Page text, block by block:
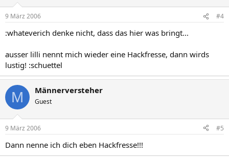
9 März 2006 #4
:whateverich denke nicht, dass das hier was bringt...
ausser lilli nennt mich wieder eine Hackfresse, dann wirds
lustig! :schuettel
M Männerversteher
Guest
9 März 2006 #5
Dann nenne ich dich eben Hackfresse!!!